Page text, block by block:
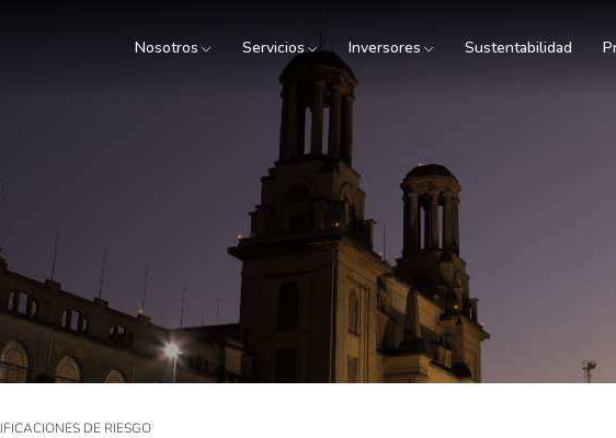
Nosotros Servicios Inversores Sustentabilidad
DE RIESGO